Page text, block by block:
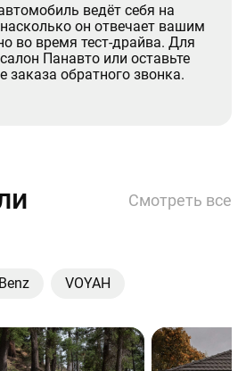
ведёт себя на
он отвечает вашим
во время тест-драйва. Для
Панавто или оставьте
заказа обратного звонка.
Смотреть все
VOYAH